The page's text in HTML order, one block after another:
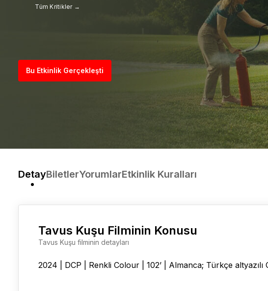
Tüm Kritikler →
Bu Etkinlik Gerçekleşti
DetayBiletlerYorumlarEtkinlik Kuralları
Tavus Kuşu Filminin Konusu
Tavus Kuşu filminin detayları
2024 | DCP | Renkli Colour | 102’ | Almanca; Türkçe